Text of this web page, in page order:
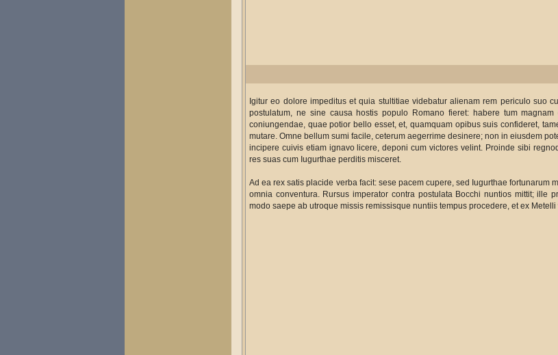
Igitur eo dolore impeditus et quia stultitiae videbatur alienam rem periculo suo
postulatum, ne sine causa hostis populo Romano fieret: habere tum magnam
coniungendae, quae potior bello esset, et, quamquam opibus suis confideret,
mutare. Omne bellum sumi facile, ceterum aegerrime desinere; non in eiusdem
incipere cuivis etiam ignavo licere, deponi cum victores velint. Proinde sibi
res suas cum Iugurthae perditis misceret.
Ad ea rex satis placide verba facit: sese pacem cupere, sed Iugurthae fortunarum
omnia conventura. Rursus imperator contra postulata Bocchi nuntios mittit; ille
modo saepe ab utroque missis remissisque nuntiis tempus procedere, et ex